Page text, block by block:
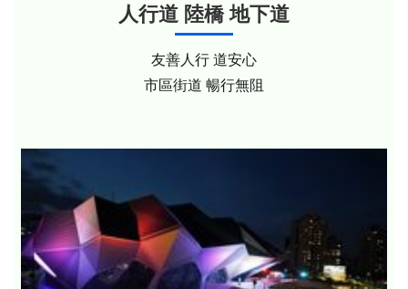
人行道 陸橋 地下道
友善人行 道安心
市區街道 暢行無阻